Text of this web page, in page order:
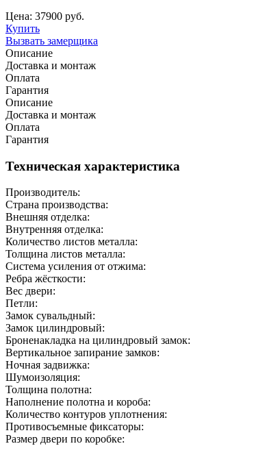
Цена: 37900 руб.
Купить
Вызвать замерщика
Описание
Доставка и монтаж
Оплата
Гарантия
Описание
Доставка и монтаж
Оплата
Гарантия
Техническая характеристика
Производитель:
Страна производства:
Внешняя отделка:
Внутренняя отделка:
Количество листов металла:
Толщина листов металла:
Система усиления от отжима:
Ребра жёсткости:
Вес двери:
Петли:
Замок сувальдный:
Замок цилиндровый:
Броненакладка на цилиндровый замок:
Вертикальное запирание замков:
Ночная задвижка:
Шумоизоляция:
Толщина полотна:
Наполнение полотна и короба:
Количество контуров уплотнения:
Противосъемные фиксаторы:
Размер двери по коробке: